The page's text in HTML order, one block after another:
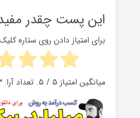
این پست چقدر
برای امتیاز دادن روی ستاره
میانگین امتیاز 5/ ۵. تعداد آرا: